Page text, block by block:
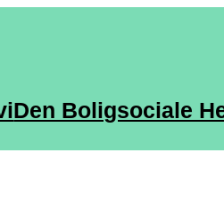
Den Boligsociale